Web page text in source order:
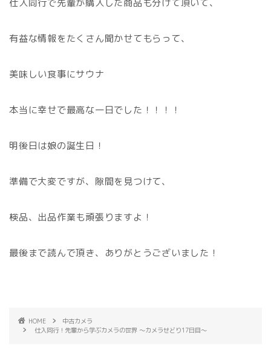
仕入同行で先輩が購入した商品も分けて頂いて、
有益な情報をたくさん聞かせてもらって、
美味しい食事にサウナ
本当に幸せで最高な一日でした！！！！
明後日は娘の誕生日！
準備で大変ですが、隙間を見つけて、
検品、出品作業も頑張りますよ！
最後まで読んで頂き、ありがとうございました！
HOME
中古カメラ
仕入同行！先輩から学ぶカメラの世界 ～カメラせどり17日目～